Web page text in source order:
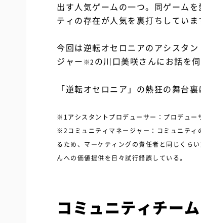
出す人気ゲームの一つ。同ゲーム
ティの存在が人気を裏打ちしていま
今回は逆転オセロニアのアシスタ
ジャー ※2 の川口美咲さんにお話を伺
「逆転オセロニア」の熱狂の舞台
※1アシスタントプロデューサー：プロデュー
※2コミュニティマネージャー：コミュニティ
るため、マーケティングの責任者と同じくら
んへの価値提供を日々試行錯誤している。
コミュニティチー